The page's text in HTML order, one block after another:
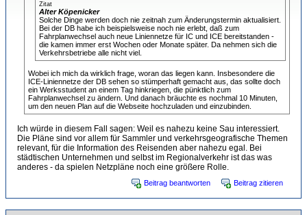
Zitat
Alter Köpenicker
Solche Dinge werden doch nie zeitnah zum Änderungstermin aktualisiert.
Bei der DB habe ich beispielsweise noch nie erlebt, daß zum
Fahrplanwechsel auch neue Liniennetze für IC und ICE bereitstanden -
die kamen immer erst Wochen oder Monate später. Da nehmen sich die
Verkehrsbetriebe alle nicht viel.
Wobei ich mich da wirklich frage, woran das liegen kann. Insbesondere die
ICE-Liniennetze der DB sehen so stümperhaft gemacht aus, das sollte doch
ein Werksstudent an einem Tag hinkriegen, die pünktlich zum
Fahrplanwechsel zu ändern. Und danach bräuchte es nochmal 10 Minuten,
um den neuen Plan auf die Webseite hochzuladen und einzubinden.
Ich würde in diesem Fall sagen: Weil es nahezu keine Sau interessiert.
Die Pläne sind vor allem für Sammler und verkehrsgeografische Themen
relevant, für die Information des Reisenden aber nahezu egal. Bei
städtischen Unternehmen und selbst im Regionalverkehr ist das was
anderes - da spielen Netzpläne noch eine größere Rolle.
Beitrag beantworten Beitrag zitieren